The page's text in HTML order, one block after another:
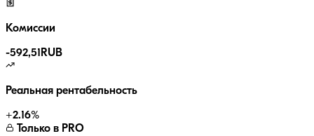
Комиссии
-592,51 RUB
Реальная рентабельность
+2.16%
Только в PRO